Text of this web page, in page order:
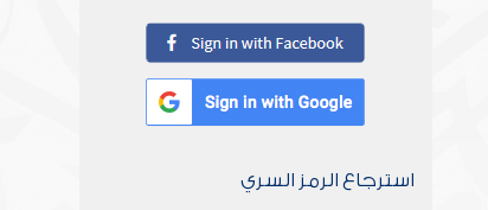
استرجاع الرمز السري